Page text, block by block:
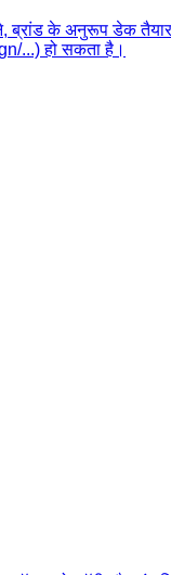
ब्रांड के अनुरूप डेक
...) हो सकता है।